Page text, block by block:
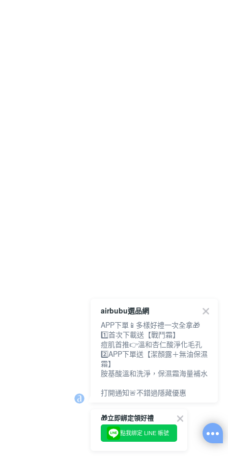
airbubu選品網
APP下單📱多樣好禮一次全拿🎁
1️⃣首次下載送【戰鬥霜】
痘肌首推👉溫和杏仁酸淨化毛孔
2️⃣APP下單送【潔顏露＋無油保濕
霜】
胺基酸溫和洗淨，保濕霜海量補水
打開通知🚨不錯過隱藏優惠
🎁立即綁定領好禮
點我綁定 LINE 帳號